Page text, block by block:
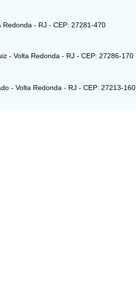
- RJ - CEP: 27281-470
- Volta Redonda - RJ - CEP: 27286-170
- Volta Redonda - RJ - CEP: 27213-160